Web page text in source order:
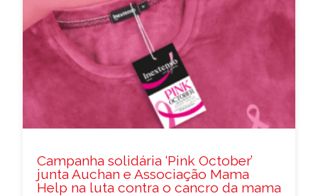
Campanha solidária ‘Pink October’
junta Auchan e Associação Mama
Help na luta contra o cancro da mama